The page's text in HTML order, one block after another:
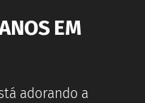
EM
adorando a